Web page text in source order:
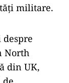
militare.
North
din UK,